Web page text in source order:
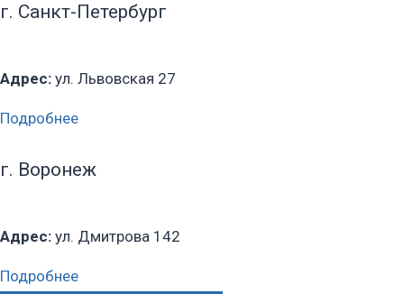
г. Санкт-Петербург
Адрес: ул. Львовская 27
Подробнее
г. Воронеж
Адрес: ул. Дмитрова 142
Подробнее